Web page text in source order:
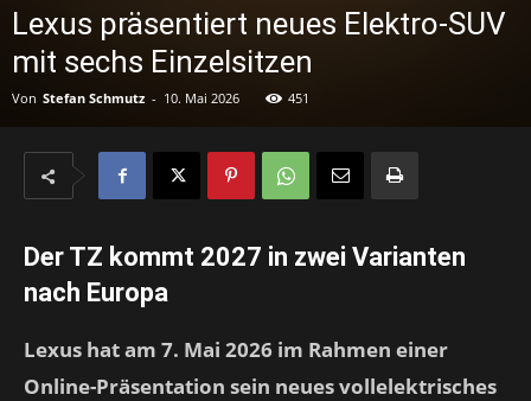
Lexus präsentiert neues Elektro-SUV
mit sechs Einzelsitzen
Von Stefan Schmutz - 10. Mai 2026 451
Der TZ kommt 2027 in zwei Varianten
nach Europa
Lexus hat am 7. Mai 2026 im Rahmen einer
Online-Präsentation sein neues vollelektrisches